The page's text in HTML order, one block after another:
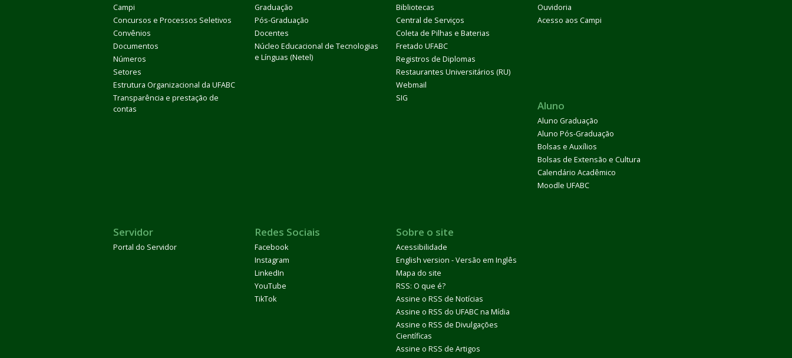
Campi
Concursos e Processos Seletivos
Convênios
Documentos
Números
Setores
Estrutura Organizacional da UFABC
Transparência e prestação de
contas
Graduação
Pós-Graduação
Docentes
Núcleo Educacional de Tecnologias
e Línguas (Netel)
Bibliotecas
Central de Serviços
Coleta de Pilhas e Baterias
Fretado UFABC
Registros de Diplomas
Restaurantes Universitários (RU)
Webmail
SIG
Ouvidoria
Acesso aos Campi
Aluno
Aluno Graduação
Aluno Pós-Graduação
Bolsas e Auxílios
Bolsas de Extensão e Cultura
Calendário Acadêmico
Moodle UFABC
Servidor
Portal do Servidor
Redes Sociais
Facebook
Instagram
LinkedIn
YouTube
TikTok
Sobre o site
Acessibilidade
English version - Versão em Inglês
Mapa do site
RSS: O que é?
Assine o RSS de Notícias
Assine o RSS do UFABC na Mídia
Assine o RSS de Divulgações
Científicas
Assine o RSS de Artigos